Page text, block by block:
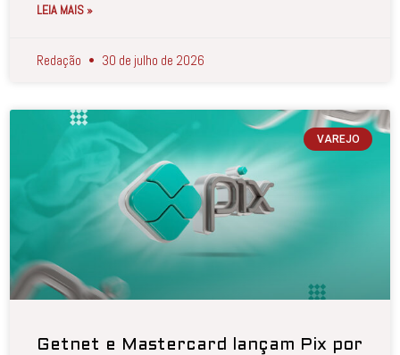
LEIA MAIS »
Redação 30 de julho de 2026
VAREJO
Getnet e Mastercard lançam Pix por